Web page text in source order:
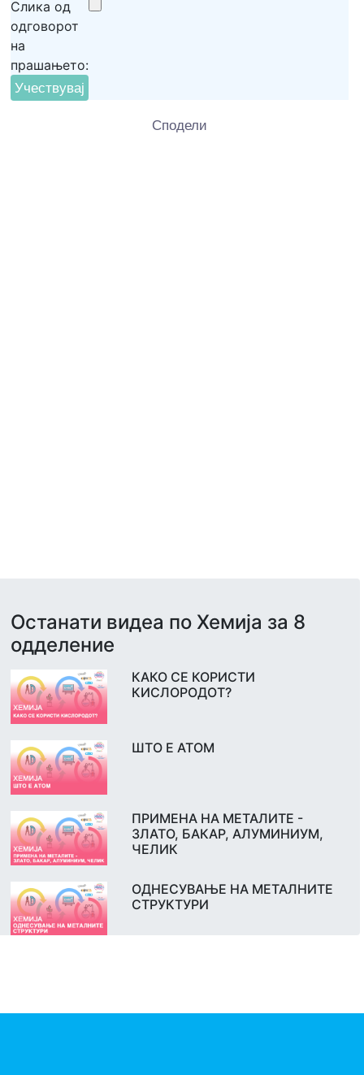
Пешачењето
Ако не го знаете одговорот кликнете тука
Клик на долното видео ќе ве однесе до делот од
видеото поврзан со прашањето.
Клик на долното видео ќе ве однесе до делот од
видеото поврзан со прашањето.
Слика од
одговорот
на
прашањето:
Сподели
Останати видеа по Хемија за 8
одделение
КАКО СЕ КОРИСТИ
КИСЛОРОДОТ?
ШТО Е АТОМ
ПРИМЕНА НА МЕТАЛИТЕ -
ЗЛАТО, БАКАР, АЛУМИНИУМ,
ЧЕЛИК
ОДНЕСУВАЊЕ НА МЕТАЛНИТЕ
СТРУКТУРИ